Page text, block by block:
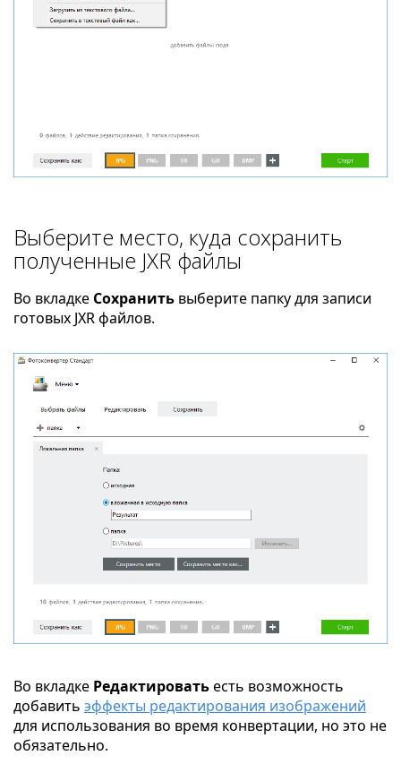
Выберите место, куда сохранить
полученные JXR файлы
Во вкладке Сохранить выберите папку для записи
готовых JXR файлов.
Во вкладке Редактироватьесть возможность
добавить эффекты редактирования изображений
для использования во время конвертации, но это не
обязательно.